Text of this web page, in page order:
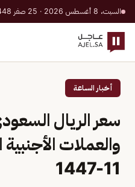
السبت، 8 أغسطس 2026 · 25 صفر 1448 هـ
أخبار الساعة
سعر الريال
11-1447